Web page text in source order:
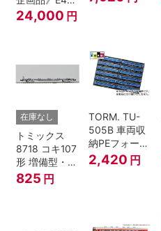
上越新幹線 新
塗装・ラスト
24,000 円
鉄道模型
在庫なし
トミックス
8718 コキ107
形 増備型・コ
ンテナなし Ｎ
825 円
TORM. TU-
505B 車両収
納PEフォーム
12両用 (ダー
クグレー) 2枚
2,420 円